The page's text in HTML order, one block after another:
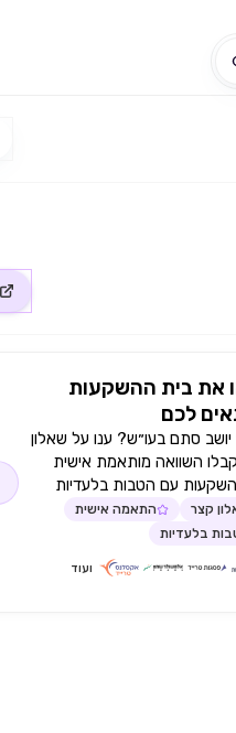
את בית ההשקעות
לכם
סתם בעו״ש? ענו על שאלון
השוואה מותאמת אישית
עם הטבות בלעדיות
קצר
התאמה אישית
בלעדיות
ועוד